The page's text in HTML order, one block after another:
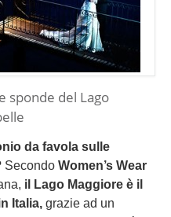
sponde del Lago
da favola sulle
Secondo Women’s Wear
il Lago Maggiore è il
Italia, grazie ad un